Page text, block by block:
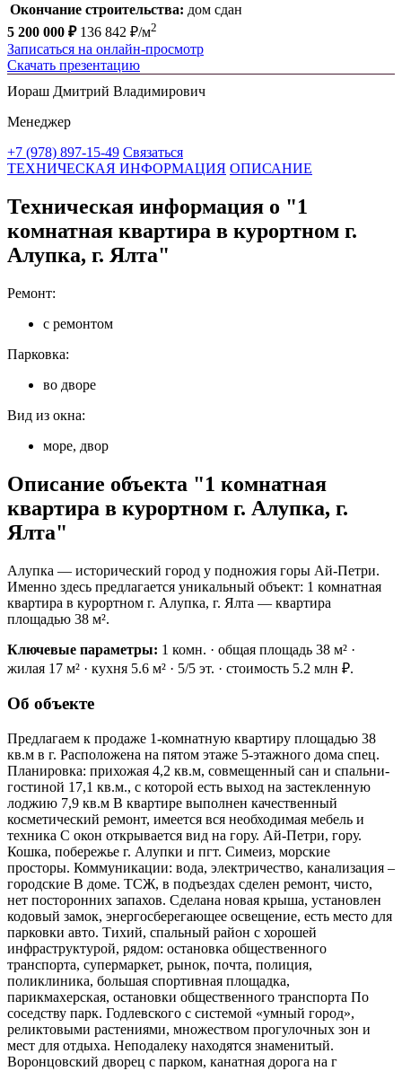
Окончание строительства: дом сдан
5 200 000 ₽ 136 842 ₽/м2
Записаться на онлайн-просмотр
Скачать презентацию
Иораш Дмитрий Владимирович
Менеджер
+7 (978) 897-15-49 Связаться
ТЕХНИЧЕСКАЯ ИНФОРМАЦИЯ ОПИСАНИЕ
Техническая информация о "1
комнатная квартира в курортном г.
Алупка, г. Ялта"
Ремонт:
с ремонтом
Парковка:
во дворе
Вид из окна:
море, двор
Описание объекта "1 комнатная
квартира в курортном г. Алупка, г.
Ялта"
Алупка — исторический город у подножия горы Ай-Петри.
Именно здесь предлагается уникальный объект: 1 комнатная
квартира в курортном г. Алупка, г. Ялта — квартира
площадью 38 м².
Ключевые параметры: 1 комн. · общая площадь 38 м² ·
жилая 17 м² · кухня 5.6 м² · 5/5 эт. · стоимость 5.2 млн ₽.
Об объекте
Предлагаем к продаже 1-комнатную квартиру площадью 38
кв.м в г. Расположена на пятом этаже 5-этажного дома спец.
Планировка: прихожая 4,2 кв.м, совмещенный сан и спальни-
гостиной 17,1 кв.м., с которой есть выход на застекленную
лоджию 7,9 кв.м В квартире выполнен качественный
косметический ремонт, имеется вся необходимая мебель и
техника С окон открывается вид на гору. Ай-Петри, гору.
Кошка, побережье г. Алупки и пгт. Симеиз, морские
просторы. Коммуникации: вода, электричество, канализация –
городские В доме. ТСЖ, в подъездах сделен ремонт, чисто,
нет посторонних запахов. Сделана новая крыша, установлен
кодовый замок, энергосберегающее освещение, есть место для
парковки авто. Тихий, спальный район с хорошей
инфраструктурой, рядом: остановка общественного
транспорта, супермаркет, рынок, почта, полиция,
поликлиника, большая спортивная площадка,
парикмахерская, остановки общественного транспорта По
соседству парк. Годлевского с системой «умный город»,
реликтовыми растениями, множеством прогулочных зон и
мест для отдыха. Неподалеку находятся знаменитый.
Воронцовский дворец с парком, канатная дорога на г